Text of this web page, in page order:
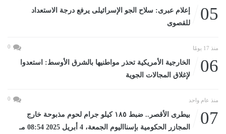
05
إعلام عبرى: سلاح الجو الإسرائيلى يرفع درجة الاستعداد
للقصوى
منذ 17 يومًا 0
06
الخارجية الأمريكية تحذر مواطنيها بالشرق الأوسط: استعدوا
لإغلاق المجالات الجوية
منذ عام واحد 0
07
بيطرى الأقصر.. ضبط ١٨٥ كيلو جرام لحوم مذبوحة خارج
المجازر الحكومية بإسنااليوم الجمعة، 4 أبريل 2025 08:54 مـ